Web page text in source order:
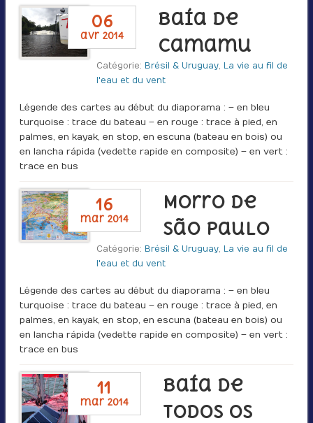
06
avr 2014
Baía de
Camamu
Catégorie: Brésil & Uruguay, La vie au fil de
l'eau et du vent
Légende des cartes au début du diaporama : – en bleu
turquoise : trace du bateau – en rouge : trace à pied, en
palmes, en kayak, en stop, en escuna (bateau en bois) ou
en lancha rápida (vedette rapide en composite) – en vert :
trace en bus
16
mar 2014
Morro de
São Paulo
Catégorie: Brésil & Uruguay, La vie au fil de
l'eau et du vent
Légende des cartes au début du diaporama : – en bleu
turquoise : trace du bateau – en rouge : trace à pied, en
palmes, en kayak, en stop, en escuna (bateau en bois) ou
en lancha rápida (vedette rapide en composite) – en vert :
trace en bus
11
mar 2014
Baía de
Todos os